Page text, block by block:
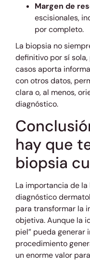
Margen de
escisionales,
por completo.
La biopsia no
definitivo por sí
casos aporta
con otros datos,
clara o, al menos,
diagnóstico.
hay que
biopsia
La importancia de
diagnóstico
para transformar la
objetiva. Aunque la
piel” pueda generar
procedimiento
un enorme valor